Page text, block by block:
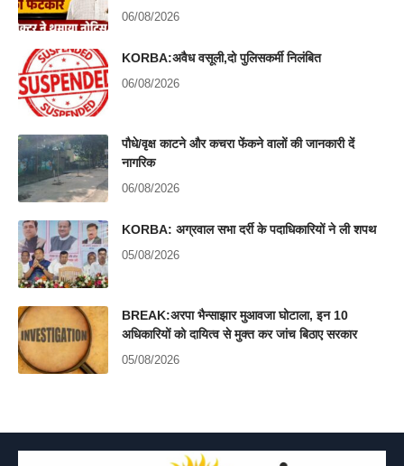
06/08/2026
KORBA:अवैध वसूली,दो पुलिसकर्मी निलंबित
06/08/2026
पौधे/वृक्ष काटने और कचरा फेंकने वालों की जानकारी दें
नागरिक
06/08/2026
KORBA: अग्रवाल सभा दर्री के पदाधिकारियों ने ली शपथ
05/08/2026
BREAK:अरपा भैन्साझार मुआवजा घोटाला, इन 10
अधिकारियों को दायित्व से मुक्त कर जांच बिठाए सरकार
05/08/2026